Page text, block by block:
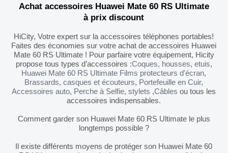
Achat accessoires Huawei Mate 60 RS Ultimate
à prix discount
HiCity, Votre expert sur la accessoires téléphones portables!
Faites des économies sur votre achat de accessoires Huawei
Mate 60 RS Ultimate ! Pour parfaire votre équipement, Hicity
propose tous types d’accessoires :Coques, housses, etuis,
Huawei Mate 60 RS Ultimate Films protecteurs d'écran,
Brassards,casques et écouteurs, Portefeuille en Cuir,
Accessoires auto, Perche à Selfie,stylets ,Câbles ou tous les
accessoires indispensables.
Comment garder son Huawei Mate 60 RS Ultimate le plus
longtemps possible ?
Il existe différents moyens de protéger son Huawei Mate 60